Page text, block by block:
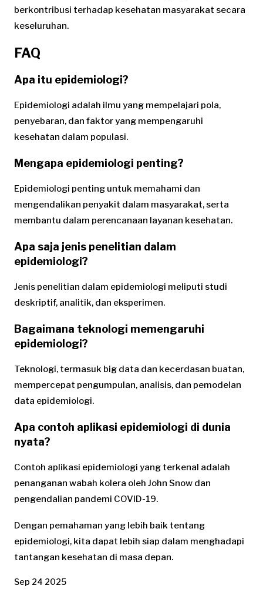
berkontribusi terhadap kesehatan masyarakat secara
keseluruhan.
FAQ
Apa itu epidemiologi?
Epidemiologi adalah ilmu yang mempelajari pola,
penyebaran, dan faktor yang mempengaruhi
kesehatan dalam populasi.
Mengapa epidemiologi penting?
Epidemiologi penting untuk memahami dan
mengendalikan penyakit dalam masyarakat, serta
membantu dalam perencanaan layanan kesehatan.
Apa saja jenis penelitian dalam
epidemiologi?
Jenis penelitian dalam epidemiologi meliputi studi
deskriptif, analitik, dan eksperimen.
Bagaimana teknologi memengaruhi
epidemiologi?
Teknologi, termasuk big data dan kecerdasan buatan,
mempercepat pengumpulan, analisis, dan pemodelan
data epidemiologi.
Apa contoh aplikasi epidemiologi di dunia
nyata?
Contoh aplikasi epidemiologi yang terkenal adalah
penanganan wabah kolera oleh John Snow dan
pengendalian pandemi COVID-19.
Dengan pemahaman yang lebih baik tentang
epidemiologi, kita dapat lebih siap dalam menghadapi
tantangan kesehatan di masa depan.
Sep 24 2025